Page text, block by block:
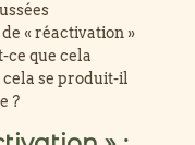
« réactivation »
ce que cela
cela se produit-il
?